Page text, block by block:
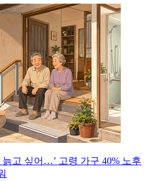
늙고 싶어…’ 고령 가구 40% 노후